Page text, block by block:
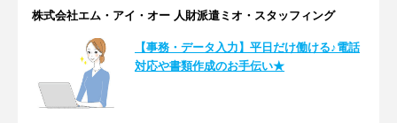
株式会社エム・アイ・オー 人財派遣ミオ・スタッフィング
【事務・データ入力】平日だけ働ける♪電話
対応や書類作成のお手伝い★